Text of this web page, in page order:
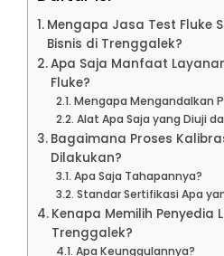
Mengapa Jasa Test Fluke
Bisnis di Trenggalek?
Apa Saja Manfaat
Fluke?
Mengapa Mengandalkan
Alat Apa Saja yang Diuji
Bagaimana Proses
Dilakukan?
Apa Saja Tahapannya?
Standar Sertifikasi Apa
Kenapa Memilih Penyedia
Trenggalek?
Apa Keunggulannya?